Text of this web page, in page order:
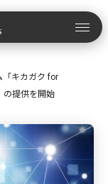
「キカガク for
の提供を開始